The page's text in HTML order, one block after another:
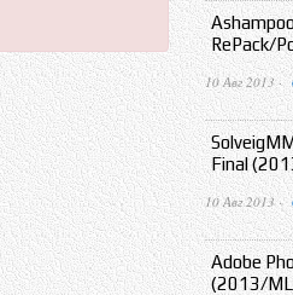
RePack/
10 Авг 2013 ·
Final
10 Авг 2013 ·
Adobe
(2013/